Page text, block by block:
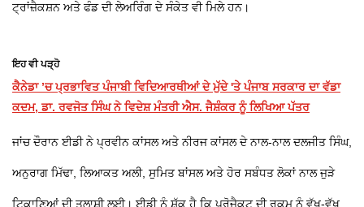
ਟ੍ਰਾਂਜ਼ੈਕਸ਼ਨ ਅਤੇ ਫੰਡ ਦੀ ਲੇਅਰਿੰਗ ਦੇ ਸੰਕੇਤ ਵੀ ਮਿਲੇ ਹਨ।
ਇਹ ਵੀ ਪੜ੍ਹੋ
ਕੈਨੇਡਾ ’ਚ ਪ੍ਰਭਾਵਿਤ ਪੰਜਾਬੀ ਵਿਦਿਆਰਥੀਆਂ ਦੇ ਮੁੱਦੇ 'ਤੇ ਪੰਜਾਬ ਸਰਕਾਰ ਦਾ ਵੱਡਾ
ਕਦਮ, ਡਾ. ਰਵਜੋਤ ਸਿੰਘ ਨੇ ਵਿਦੇਸ਼ ਮੰਤਰੀ ਐਸ. ਜੈਸ਼ੰਕਰ ਨੂੰ ਲਿਖਿਆ ਪੱਤਰ
ਜਾਂਚ ਦੌਰਾਨ ਈਡੀ ਨੇ ਪ੍ਰਵੀਨ ਕਾਂਸਲ ਅਤੇ ਨੀਰਜ ਕਾਂਸਲ ਦੇ ਨਾਲ-ਨਾਲ ਦਲਜੀਤ ਸਿੰਘ,
ਅਨੁਰਾਗ ਮਿੱਢਾ, ਲਿਆਕਤ ਅਲੀ, ਸੁਮਿਤ ਬਾਂਸਲ ਅਤੇ ਹੋਰ ਸਬੰਧਤ ਲੋਕਾਂ ਨਾਲ ਜੁੜੇ
ਟਿਕਾਣਿਆਂ ਦੀ ਤਲਾਸ਼ੀ ਲਈ। ਈਡੀ ਨੂੰ ਸ਼ੱਕ ਹੈ ਕਿ ਪ੍ਰੋਜੈਕਟ ਦੀ ਰਕਮ ਨੂੰ ਵੱਖ-ਵੱਖ